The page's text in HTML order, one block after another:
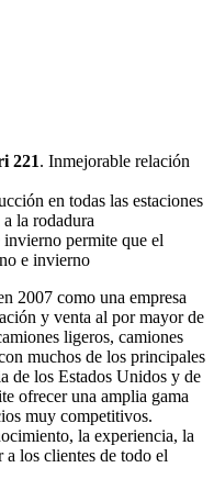
221. Inmejorable relación
en todas las estaciones
la rodadura
permite que el
e invierno
2007 como una empresa
y venta al por mayor de
ligeros, camiones
muchos de los principales
de los Estados Unidos y de
ofrecer una amplia gama
muy competitivos.
la experiencia, la
a los clientes de todo el